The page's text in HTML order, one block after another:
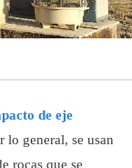
de eje
lo general, se usan
rocas que se